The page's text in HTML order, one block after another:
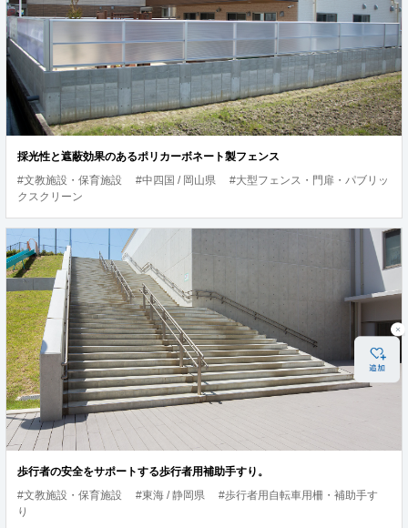
採光性と遮蔽効果のあるポリカーボネート製フェンス
#文教施設・保育施設
#中四国 / 岡山県
#大型フェンス・門扉・パブリッ
クスクリーン
歩行者の安全をサポートする歩行者用補助手すり。
#文教施設・保育施設
#東海 / 静岡県
#歩行者用自転車用柵・補助手す
り